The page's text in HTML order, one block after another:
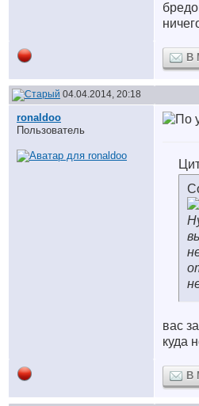
В
04.04.2014, 20:18
ronaldoo
Пользователь
вас
куда
В